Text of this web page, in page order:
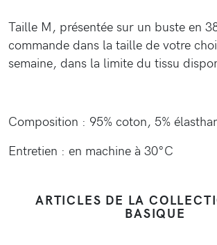
Taille M, présentée sur un buste en
commande dans la taille de votre
semaine, dans la limite du tissu
Composition : 95% coton, 5%
Entretien : en machine à 30°C
ARTICLES DE LA
BASIQUE